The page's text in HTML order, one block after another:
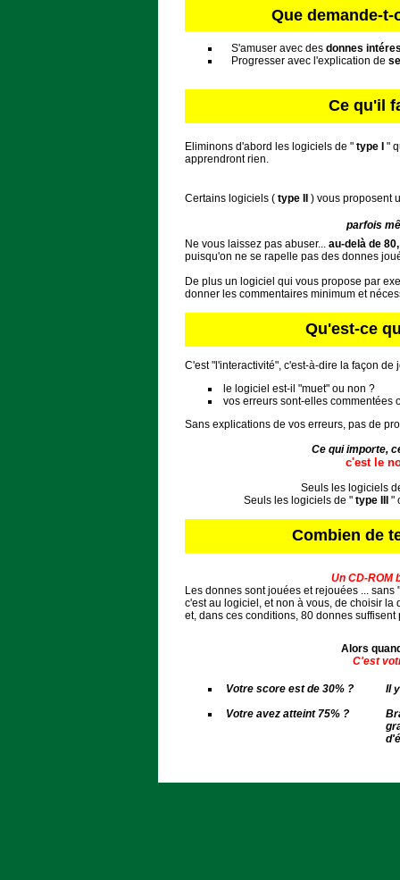
Que demande-
S'amuser avec des donnes
Progresser avec l'explication de
Ce qu'il
Eliminons d'abord les logiciels de " type I "
apprendront rien.
Certains logiciels ( type II ) vous proposent
parfois
Ne vous laissez pas abuser... au-delà de 80,
puisqu'on ne se rapelle pas des donnes
De plus un logiciel qui vous propose par
donner les commentaires minimum et
Qu'est-ce
C'est "l'interactivité", c'est-à-dire la façon de
le logiciel est-il "muet" ou non ?
vos erreurs sont-elles commentées
Sans explications de vos erreurs, pas de
Ce qui importe,
c'est le
Seuls les logiciels
Seuls les logiciels de " type III "
Combien de
Un CD-ROM
Les donnes sont jouées et rejouées ... sans
c'est au logiciel, et non à vous, de choisir la
et, dans ces conditions, 80 donnes
Alors
C'est
Votre score est de 30% ?
Votre avez atteint 75% ?
Il